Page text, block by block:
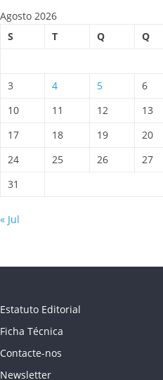
Agosto 2026
S
T Q Q
3
4 5 6
10
11 12 13
17
18 19 20
24
25 26 27
31
« Jul
Estatuto Editorial
Ficha Técnica
Contacte-nos
Newsletter